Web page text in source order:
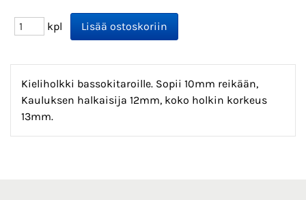
kpl
Kieliholkki bassokitaroille. Sopii 10mm reikään,
Kauluksen halkaisija 12mm, koko holkin korkeus
13mm.